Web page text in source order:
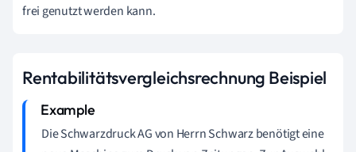
frei genutzt werden kann.
Rentabilitätsvergleichsrechnung Beispiel
Die Schwarzdruck AG von Herrn Schwarz benötigt eine